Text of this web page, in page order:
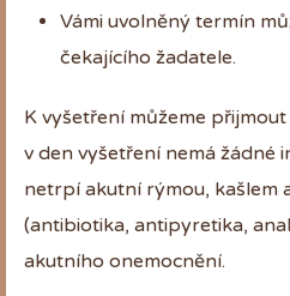
Vámi uvolněný termín
čekajícího žadatele.
K vyšetření můžeme
v den vyšetření nemá žádné
netrpí akutní rýmou, kašlem
(antibiotika, antipyretika,
akutního onemocnění.